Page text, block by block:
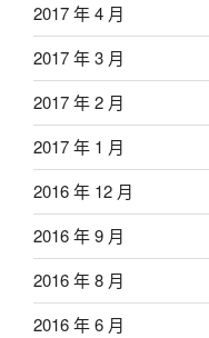
2017 年 4 月
2017 年 3 月
2017 年 2 月
2017 年 1 月
2016 年 12 月
2016 年 9 月
2016 年 8 月
2016 年 6 月